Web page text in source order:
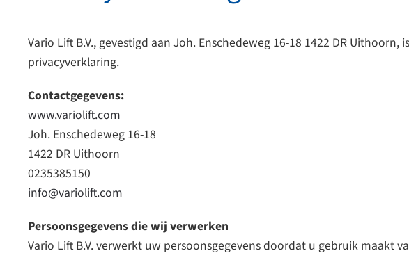
Vario Lift B.V., gevestigd aan Joh. Enschedeweg 16-18 1422 DR
privacyverklaring.
Contactgegevens:
www.variolift.com
Joh. Enschedeweg 16-18
1422 DR Uithoorn
0235385150
info@variolift.com
Persoonsgegevens die wij verwerken
Vario Lift B.V. verwerkt uw persoonsgegevens doordat u gebruik maakt